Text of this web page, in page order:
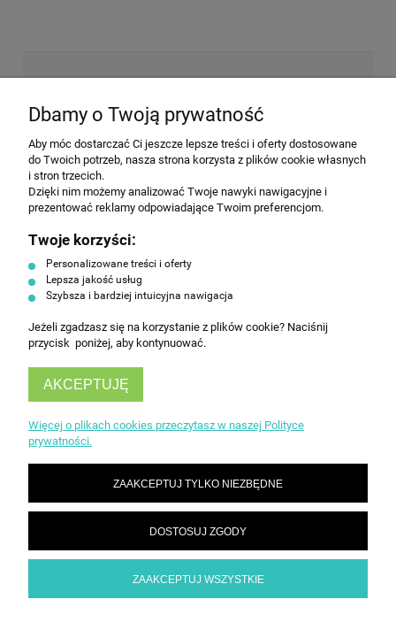
Wyrażam zgodę na przesyłanie informacji
handlowej na poniższy adres email. Więcej w
ZAPISZ SIĘ
Dbamy o Twoją prywatność
Aby móc dostarczać Ci jeszcze lepsze treści i oferty dostosowane
do Twoich potrzeb, nasza strona korzysta z plików cookie własnych
i stron trzecich.
Dzięki nim możemy analizować Twoje nawyki nawigacyjne i
prezentować reklamy odpowiadające Twoim preferencjom.
Twoje korzyści:
Personalizowane treści i oferty
Lepsza jakość usług
Szybsza i bardziej intuicyjna nawigacja
Jeżeli zgadzasz się na korzystanie z plików cookie? Naciśnij
przycisk poniżej, aby kontynuować.
AKCEPTUJĘ
Więcej o plikach cookies przeczytasz w naszej Polityce
prywatności.
ZAAKCEPTUJ TYLKO NIEZBĘDNE
DOSTOSUJ ZGODY
ZAAKCEPTUJ WSZYSTKIE